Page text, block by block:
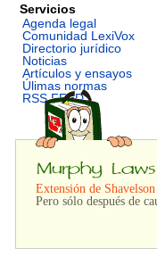
Servicios
Agenda legal
Comunidad LexiVox
Directorio jurídico
Noticias
Artículos y ensayos
Úlimas normas
RSS FEED
Extensión de Shavelson
Pero sólo después de